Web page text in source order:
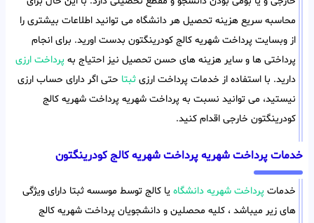
محاسبه سریع هزینه تحصیل هر دانشگاه می توانید اطلاعات بیشتری را
از وبسایت پرداخت شهریه کالج کودرینگتون بدست اورید. برای انجام
پرداختی ها و سایر هزینه های حسن تحصیل نیز احتیاج به پرداخت ارزی
دارید. با استفاده از خدمات پرداخت ارزی ثبتا حتی اگر دارای حساب ارزی
نیستید، می توانید نسبت به پرداخت شهریه پرداخت شهریه کالج
کودرینگتون خارجی اقدام کنید.
خدمات پرداخت شهریه پرداخت شهریه کالج کودرینگتون
خدمات پرداخت شهریه دانشگاه یا کالج توسط موسسه ثبتا دارای ویژگی
های زیر میباشد ، کلیه محصلین و دانشجویان پرداخت شهریه کالج